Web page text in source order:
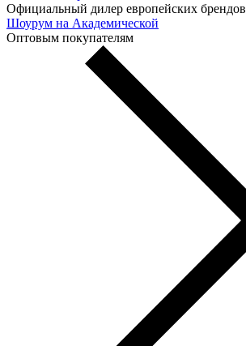
Официальный дилер европейских брендов
Шоурум на Академической
Оптовым покупателям